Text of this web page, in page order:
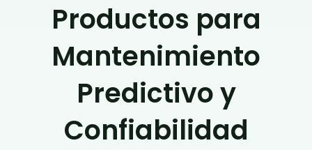
Productos para
Mantenimiento
Predictivo y
Confiabilidad